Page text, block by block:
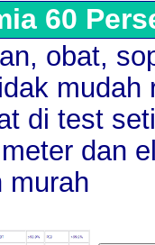
60
obat,
mudah
di test
dan
murah